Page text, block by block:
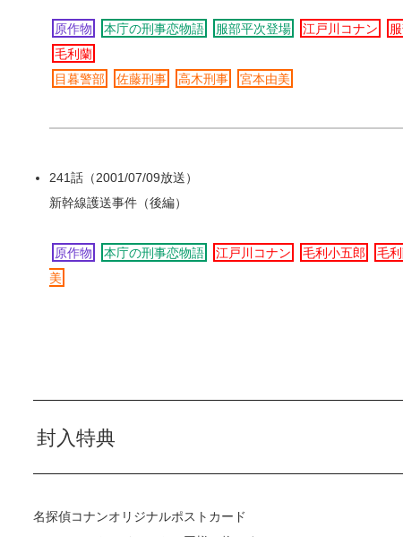
原作物 本庁の刑事恋物語 服部平次登場 江戸川コナン
毛利蘭
目暮警部
佐藤刑事 高木刑事 宮本由美
241話（2001/07/09放送）
新幹線護送事件（後編）
原作物 本庁の刑事恋物語 江戸川コナン 毛利小五郎 毛
美
封入特典
名探偵コナンオリジナルポストカード